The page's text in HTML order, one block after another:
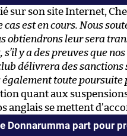
sur son site Internet,
est en cours. Nous
obtiendrons leur sera
y a des preuves que
délivrera des
toute poursuite
quant aux
anglais se mettent
Donnarumma part pour